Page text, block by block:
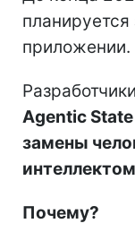
приложении.
Agentic
замены
Почему?